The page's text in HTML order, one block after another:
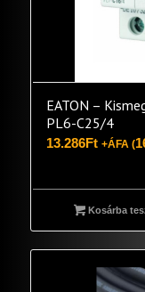
EATON –
PL6-C25/4
13.286Ft +ÁFA (
Kosárba